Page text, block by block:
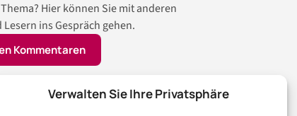
Verwalten Sie Ihre Privatsphäre
Hier können Sie mit anderen
ins Gespräch gehen.
Kommentaren